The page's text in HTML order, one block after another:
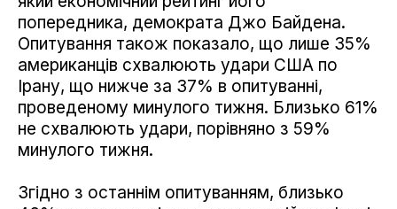
попередника, демократа Джо Байдена.
Опитування також показало, що лише 35%
американців схвалюють удари США по
Ірану, що нижче за 37% в опитуванні,
проведеному минулого тижня. Близько 61%
не схвалюють удари, порівняно з 59%
минулого тижня.
Згідно з останнім опитуванням, близько